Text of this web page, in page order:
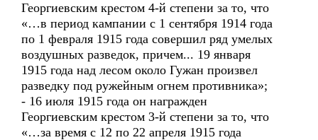
Георгиевским крестом 4-й степени за то, что
«…в период кампании с 1 сентября 1914 года
по 1 февраля 1915 года совершил ряд умелых
воздушных разведок, причем... 19 января
1915 года над лесом около Гужан произвел
разведку под ружейным огнем противника»;
- 16 июля 1915 года он награжден
Георгиевским крестом 3-й степени за то, что
«…за время с 12 по 22 апреля 1915 года